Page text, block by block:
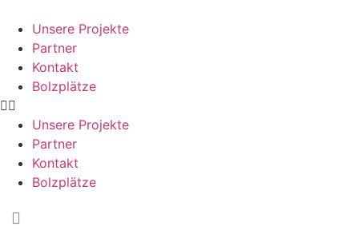
Unsere Projekte
Partner
Kontakt
Bolzplätze
Unsere Projekte
Partner
Kontakt
Bolzplätze